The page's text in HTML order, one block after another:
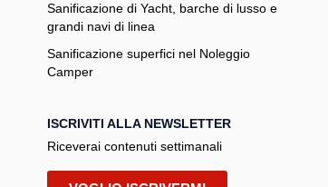
Sanificazione di Yacht, barche di lusso e
grandi navi di linea
Sanificazione superfici nel Noleggio
Camper
ISCRIVITI ALLA NEWSLETTER
Riceverai contenuti settimanali